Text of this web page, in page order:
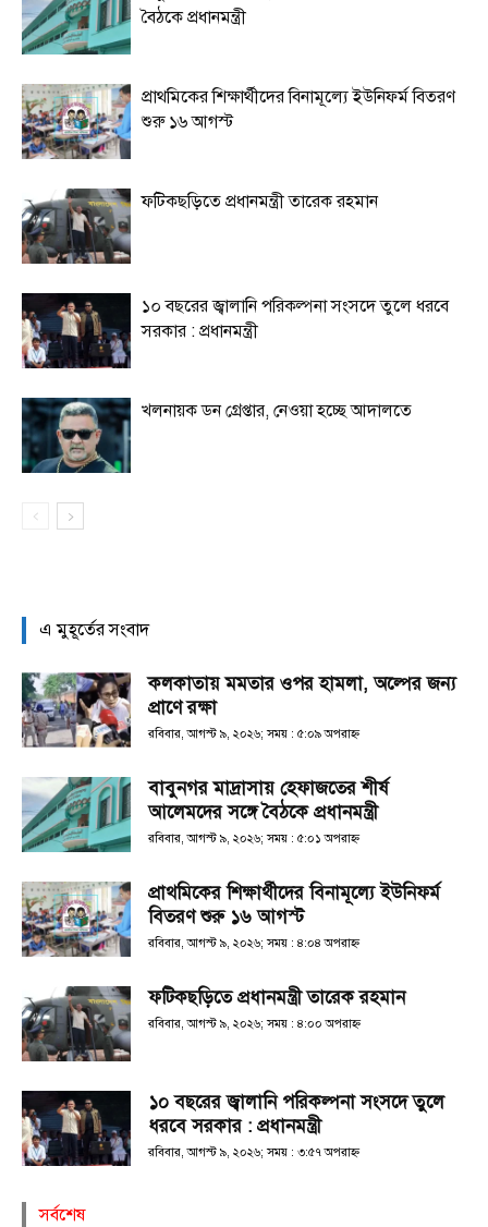
বৈঠকে প্রধানমন্ত্রী
প্রাথমিকের শিক্ষার্থীদের বিনামূল্যে ইউনিফর্ম বিতরণ
শুরু ১৬ আগস্ট
ফটিকছড়িতে প্রধানমন্ত্রী তারেক রহমান
১০ বছরের জ্বালানি পরিকল্পনা সংসদে তুলে ধরবে
সরকার : প্রধানমন্ত্রী
খলনায়ক ডন গ্রেপ্তার, নেওয়া হচ্ছে আদালতে
এ মুহূর্তের সংবাদ
কলকাতায় মমতার ওপর হামলা, অল্পের জন্য
প্রাণে রক্ষা
রবিবার, আগস্ট ৯, ২০২৬; সময় : ৫:০৯ অপরাহ্ণ
বাবুনগর মাদ্রাসায় হেফাজতের শীর্ষ
আলেমদের সঙ্গে বৈঠকে প্রধানমন্ত্রী
রবিবার, আগস্ট ৯, ২০২৬; সময় : ৫:০১ অপরাহ্ণ
প্রাথমিকের শিক্ষার্থীদের বিনামূল্যে ইউনিফর্ম
বিতরণ শুরু ১৬ আগস্ট
রবিবার, আগস্ট ৯, ২০২৬; সময় : ৪:০৪ অপরাহ্ণ
ফটিকছড়িতে প্রধানমন্ত্রী তারেক রহমান
রবিবার, আগস্ট ৯, ২০২৬; সময় : ৪:০০ অপরাহ্ণ
১০ বছরের জ্বালানি পরিকল্পনা সংসদে তুলে
ধরবে সরকার : প্রধানমন্ত্রী
রবিবার, আগস্ট ৯, ২০২৬; সময় : ৩:৫৭ অপরাহ্ণ
সর্বশেষ